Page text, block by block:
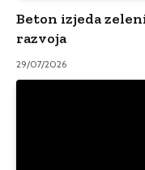
Beton izjeda
razvoja
29/07/2026